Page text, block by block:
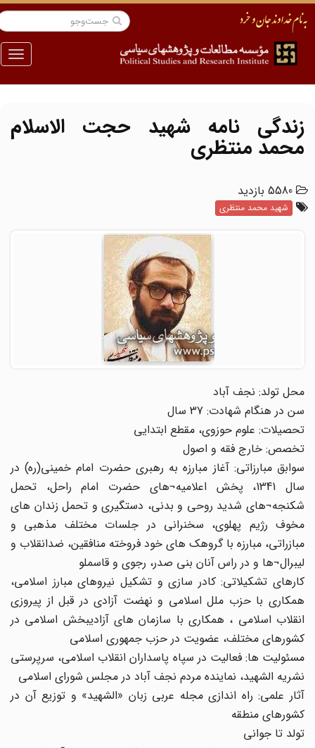
منو
زندگی نامه شهید حجت الاسلام
محمد منتظری
5580 بازدید
شهید محمد منتظری
محل تولد: نجف آباد
سن در هنگام شهادت: 37 سال
تحصیلات: علوم حوزوی، مقطع ابتدایی
تخصص: خارج فقه و اصول
سوابق مبارزاتی: آغاز مبارزه به رهبری حضرت امام خمینی(ره) در
سال 1341، پخش اعلامیه¬های حضرت امام راحل، تحمل
شکنجه¬های شدید روحی و بدنی، دستگیری و تحمل زندان های
مخوف رژیم پهلوی، سخنرانی در جلسات مختلف مذهبی و
مبازراتی، مبارزه با گروهک های خود فروخته منافقین، ضدانقلاب و
لیبرال¬ها و در راس آنان بنی صدر، رجوی و قاسملو
کارهای تشکیلاتی: کادر سازی و تشکیل نیروهای مبارز اسلامی،
همکاری با حزب ملل اسلامی و نهضت آزادی در قبل از پیروزی
انقلاب اسلامی ، همکاری با سازمان های آزادیبخش اسلامی در
کشورهای مختلف،‌ عضویت در حزب جمهوری اسلامی
مسئولیت ها: فعالیت در سپاه پاسداران انقلاب اسلامی، سرپرستی
نشریه الشهید، نماینده مردم نجف آباد در مجلس شورای اسلامی
آثار علمی: راه اندازی مجله عربی زبان «الشهید» و توزیع آن در
کشورهای منطقه
تولد تا جوانی